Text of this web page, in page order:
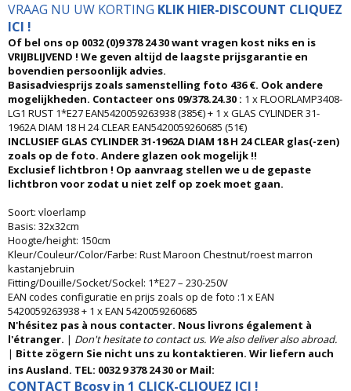
VRAAG NU UW KORTING KLIK HIER-DISCOUNT CLIQUEZ
ICI !
Of bel ons op 0032 (0)9 378 24 30 want vragen kost niks en is
VRIJBLIJVEND ! We geven altijd de laagste prijsgarantie en
bovendien persoonlijk advies.
Basisadviesprijs zoals samenstelling foto 436 €. Ook andere
mogelijkheden. Contacteer ons 09/378.24.30 : 1 x FLOORLAMP3408-
LG1 RUST 1*E27 EAN5420059263938 (385€) + 1 x GLAS CYLINDER 31-
1962A DIAM 18 H 24 CLEAR EAN5420059260685 (51€)
INCLUSIEF GLAS CYLINDER 31-1962A DIAM 18 H 24 CLEAR glas(-zen)
zoals op de foto. Andere glazen ook mogelijk !!
Exclusief lichtbron ! Op aanvraag stellen we u de gepaste
lichtbron voor zodat u niet zelf op zoek moet gaan.
Soort: vloerlamp
Basis: 32x32cm
Hoogte/height: 150cm
Kleur/Couleur/Color/Farbe: Rust Maroon Chestnut/roest marron
kastanjebruin
Fitting/Douille/Socket/Sockel: 1*E27 – 230-250V
EAN codes configuratie en prijs zoals op de foto :1 x EAN
5420059263938 + 1 x EAN 5420059260685
N'hésitez pas à nous contacter. Nous livrons également à
l'étranger. | Don't hesitate to contact us. We also deliver also abroad.
| Bitte zögern Sie nicht uns zu kontaktieren. Wir liefern auch
ins Ausland. TEL: 0032 9 378 24 30 or Mail:
CONTACT Bcosy in 1 CLICK-CLIQUEZ ICI !